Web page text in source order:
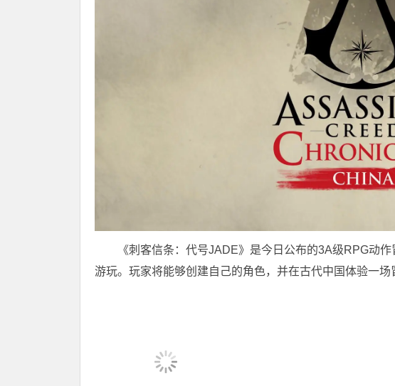
《刺客信条：代号JADE》是今日公布的3A级RPG动
游玩。玩家将能够创建自己的角色，并在古代中国体验一场